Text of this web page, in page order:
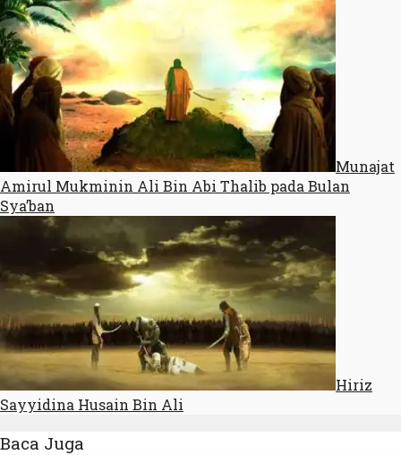
Munajat
Amirul Mukminin Ali Bin Abi Thalib pada Bulan
Sya’ban
Hiriz
Sayyidina Husain Bin Ali
Baca Juga